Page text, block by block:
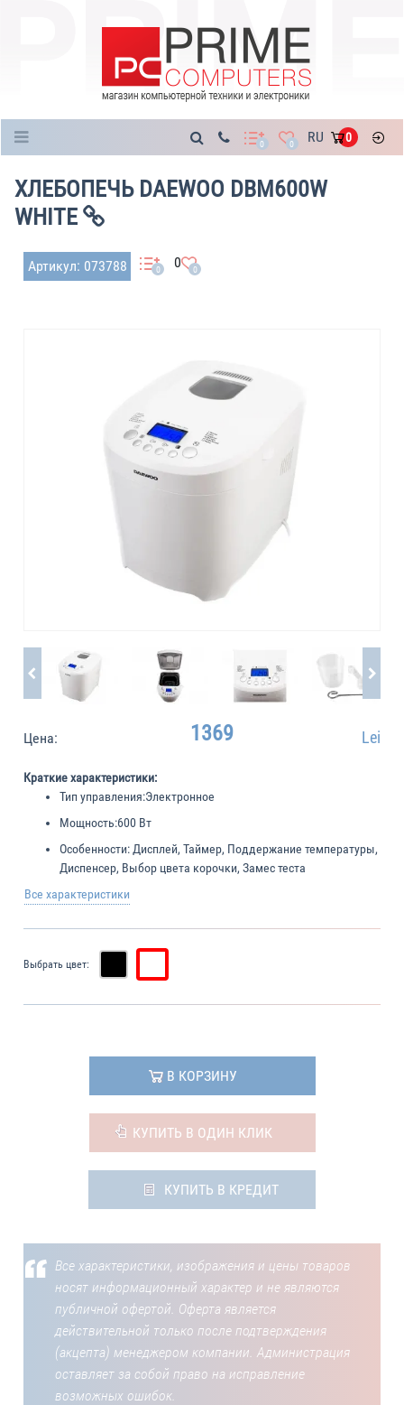
0 0 RU 0
ХЛЕБОПЕЧЬ DAEWOO DBM600W
WHITE
Артикул: 073788 0 0 0
Цена: 1369 Lei
Краткие характеристики:
Тип управления:Электронное
Мощность:600 Вт
Особенности: Дисплей, Таймер, Поддержание температуры,
Диспенсер, Выбор цвета корочки, Замес теста
Все характеристики
Выбрать цвет:
В КОРЗИНУ
КУПИТЬ В ОДИН КЛИК
КУПИТЬ В КРЕДИТ
Все характеристики, изображения и цены товаров
носят информационный характер и не являются
публичной офертой. Оферта является
действительной только после подтверждения
(акцепта) менеджером компании. Администрация
оставляет за собой право на исправление
возможных ошибок.